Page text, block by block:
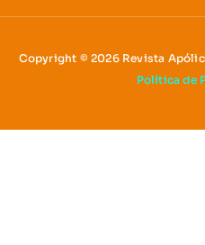
Copyright © 2026 Revista
Política de